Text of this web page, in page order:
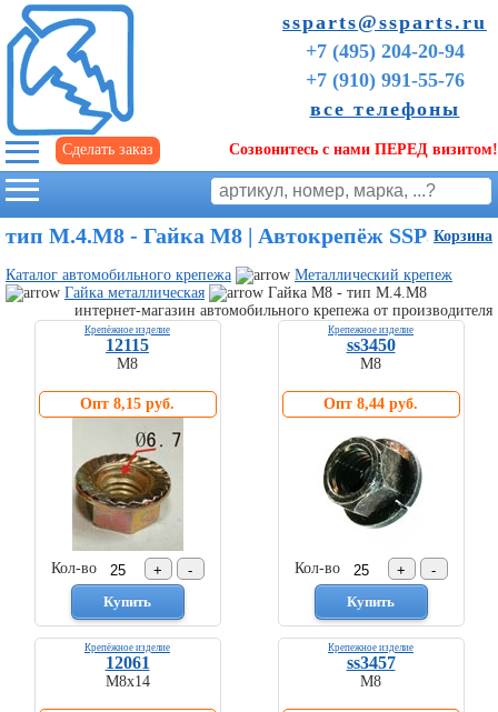
ssparts@ssparts.ru
+7 (495) 204-20-94
+7 (910) 991-55-76
все телефоны
Сделать заказ Созвонитесь с нами ПЕРЕД визитом!
Корзина
начинающим
тип M.4.M8 - Гайка М8 | Автокрепёж SSParts
Каталог автомобильного крепежа
Металлический крепеж
Гайка металлическая
Гайка М8 - тип M.4.M8
интернет-магазин автомобильного крепежа от производителя
Крепёжное изделие
12115
М8
Опт 8,15 руб.
Кол-во
Крепежное изделие
ss3450
М8
Опт 8,44 руб.
Кол-во
Крепёжное изделие
12061
М8х14
Крепежное изделие
ss3457
М8